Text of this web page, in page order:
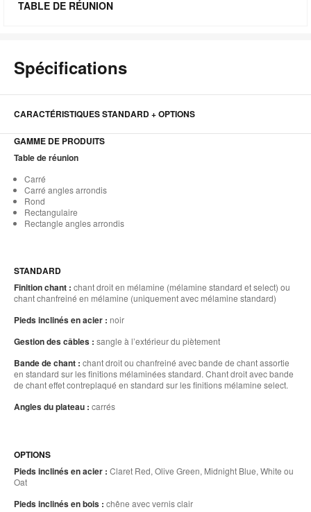
TABLE DE RÉUNION
Spécifications
CARACTÉRISTIQUES STANDARD + OPTIONS
GAMME DE PRODUITS
Table de réunion
Carré
Carré angles arrondis
Rond
Rectangulaire
Rectangle angles arrondis
STANDARD
Finition chant : chant droit en mélamine (mélamine standard et select) ou
chant chanfreiné en mélamine (uniquement avec mélamine standard)
Pieds inclinés en acier : noir
Gestion des câbles : sangle à l’extérieur du piètement
Bande de chant : chant droit ou chanfreiné avec bande de chant assortie
en standard sur les finitions mélaminées standard. Chant droit avec bande
de chant effet contreplaqué en standard sur les finitions mélamine select.
Angles du plateau : carrés
OPTIONS
Pieds inclinés en acier : Claret Red, Olive Green, Midnight Blue, White ou
Oat
Pieds inclinés en bois : chêne avec vernis clair